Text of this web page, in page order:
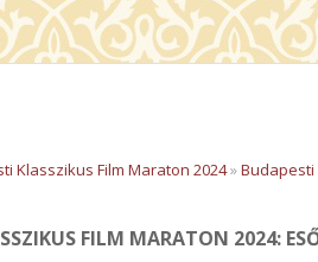
ELŐADÁSOK
Klasszikus Film Maraton 2024»Budapesti
FILM MARATON 2024: